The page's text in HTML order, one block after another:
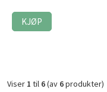
KJØP
Viser 1 til 6(av 6produkter)